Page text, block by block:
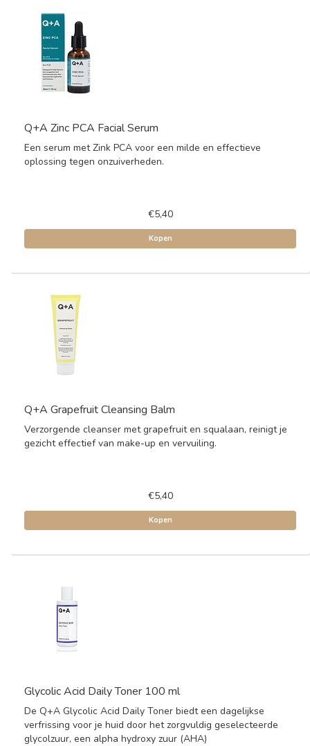
Q+A Zinc PCA Facial Serum
Een serum met Zink PCA voor een milde en effectieve
oplossing tegen onzuiverheden.
€5,40
Kopen
Q+A Grapefruit Cleansing Balm
Verzorgende cleanser met grapefruit en squalaan, reinigt je
gezicht effectief van make-up en vervuiling.
€5,40
Kopen
Glycolic Acid Daily Toner 100 ml
De Q+A Glycolic Acid Daily Toner biedt een dagelijkse
verfrissing voor je huid door het zorgvuldig geselecteerde
glycolzuur, een alpha hydroxy zuur (AHA)